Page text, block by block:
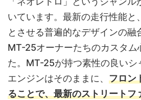
いています。最新の走行性能と
とさせる普遍的なデザインの融
MT-25オーナーたちのカスタム
た。MT-25が持つ素性の良いシ
エンジンはそのままに、 フロン
ることで、最新のストリートフ